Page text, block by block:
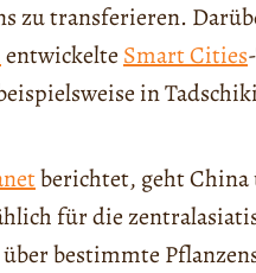
zu transferieren.
entwickelteSmart Cities
in
berichtet, geht China
für die
bestimmte